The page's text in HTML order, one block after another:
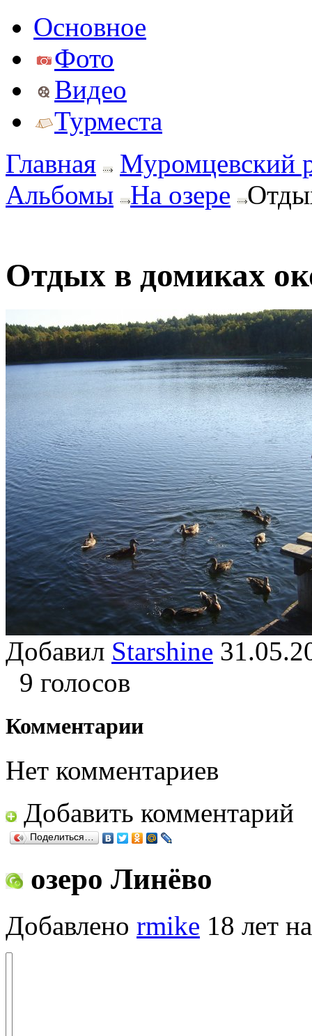
Основное
Фото
Видео
Турместа
Главная
Муромцевский
Альбомы На озере
Отдых в домиках
Добавил Starshine
9 голосов
Комментарии
Нет комментариев
Добавить комментарий
Поделиться…
озеро Линёво
Добавлено rmike 18 лет